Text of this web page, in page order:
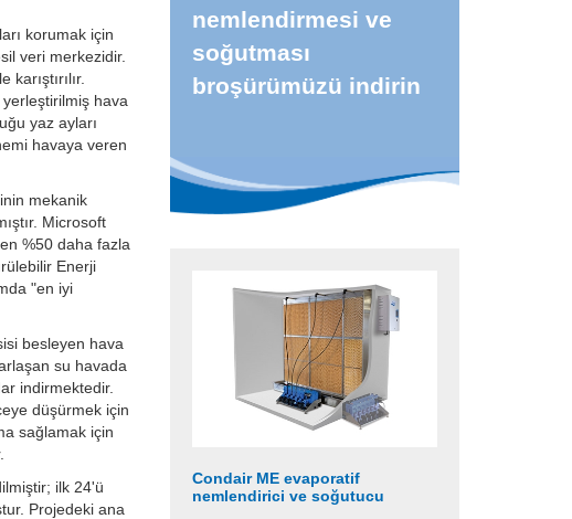
korumak için
veri merkezidir.
hava
yaz ayları
havaya veren
mekanik
Microsoft
%50 daha fazla
Enerji
"en iyi
besleyen hava
su havada
indirmektedir.
düşürmek için
sağlamak için
ilk 24'ü
Projedeki ana
nemlendirmesi ve
soğutması
broşürümüzü indirin
Condair ME evaporatif
nemlendirici ve soğutucu